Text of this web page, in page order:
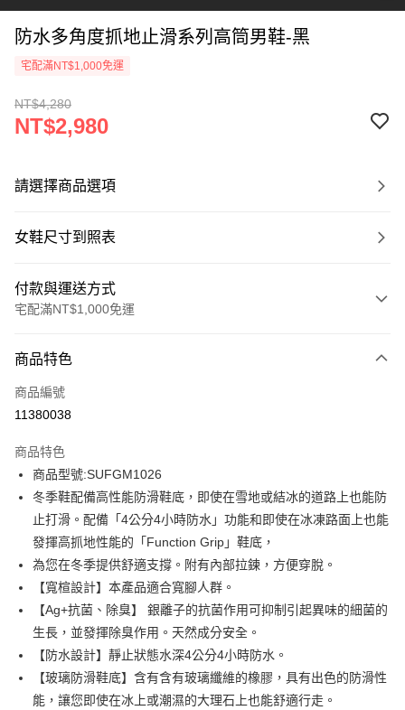
防水多角度抓地止滑系列高筒男鞋-黑
宅配滿NT$1,000免運
NT$4,280
NT$2,980
請選擇商品選項
女鞋尺寸到照表
付款與運送方式
宅配滿NT$1,000免運
信用卡一次付款
信用卡分期付款
合作金庫商業銀行
華南商業銀行
上海商業儲蓄銀行
台北富邦商業銀行
國泰世華商業銀行
兆豐國際商業銀行
臺灣中小企業銀行
台中商業銀行
匯豐（台灣）商業銀行
華泰商業銀行
聯邦商業銀行
遠東國際商業銀行
元大商業銀行
永豐商業銀行
玉山商業銀行
星展（台灣）商業銀行
台新國際商業銀行
中國信託商業銀行
台灣樂天信用卡公司
6 期 0 利率 每期
華南商業銀行
彰化商業銀行
上海商業儲蓄銀行
台北富邦商業銀行
國泰世華商業銀行
兆豐國際商業銀行
臺灣中小企業銀行
台中商業銀行
匯豐（台灣）商業銀行
華泰商業銀行
聯邦商業銀行
遠東國際商業銀行
元大商業銀行
永豐商業銀行
玉山商業銀行
星展（台灣）商業銀行
台新國際商業銀行
中國信託商業銀行
台灣樂天信用卡公司
12 期 0 利率 每期
合作金庫商業銀行
第一商業銀行
上海商業儲蓄銀行
台北富邦商業銀行
國泰世華商業銀行
兆豐國際商業銀行
臺灣中小企業銀行
台中商業銀行
匯豐（台灣）商業銀行
華泰商業銀行
聯邦商業銀行
遠東國際商業銀行
元大商業銀行
永豐商業銀行
玉山商業銀行
星展（台灣）商業銀行
台新國際商業銀行
中國信託商業銀行
台灣樂天信用卡公司
LINE Pay
Apple Pay
街口支付
悠遊付
Google Pay
全盈+PAY
商品特色
商品編號
11380038
商品特色
商品型號:SUFGM1026
冬季鞋配備高性能防滑鞋底，即使在雪地或結冰的道路上也能防
止打滑。配備「4公分4小時防水」功能和即使在冰凍路面上也能
發揮高抓地性能的「Function Grip」鞋底，
為您在冬季提供舒適支撐。附有內部拉鍊，方便穿脫。
【寬楦設計】本產品適合寬腳人群。
【Ag+抗菌、除臭】 銀離子的抗菌作用可抑制引起異味的細菌的
生長，並發揮除臭作用。天然成分安全。
【防水設計】靜止狀態水深4公分4小時防水。
【玻璃防滑鞋底】含有含有玻璃纖維的橡膠，具有出色的防滑性
能，讓您即使在冰上或潮濕的大理石上也能舒適行走。